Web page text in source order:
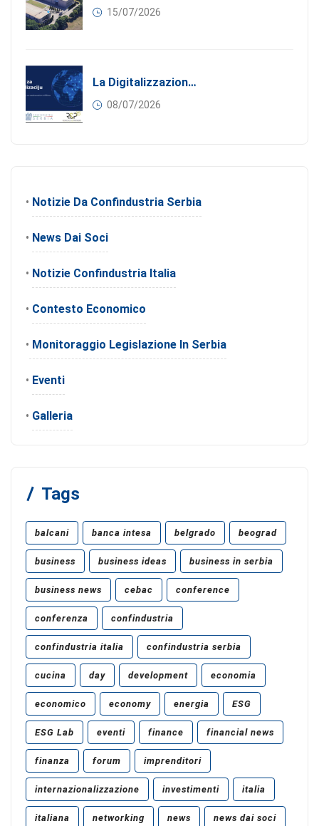
15/07/2026
La Digitalizzazione Come Motore Dell’internazionalizzazione
08/07/2026
• Notizie Da Confindustria Serbia
• News Dai Soci
• Notizie Confindustria Italia
• Contesto Economico
• Monitoraggio Legislazione In Serbia
• Eventi
• Galleria
Tags
balcani banca intesa belgrado beograd
business business ideas business in serbia
business news cebac conference
conferenza confindustria
confindustria italia confindustria serbia
cucina day development economia
economico economy energia ESG
ESG Lab eventi finance financial news
finanza forum imprenditori
internazionalizzazione investimenti italia
italiana networking news news dai soci